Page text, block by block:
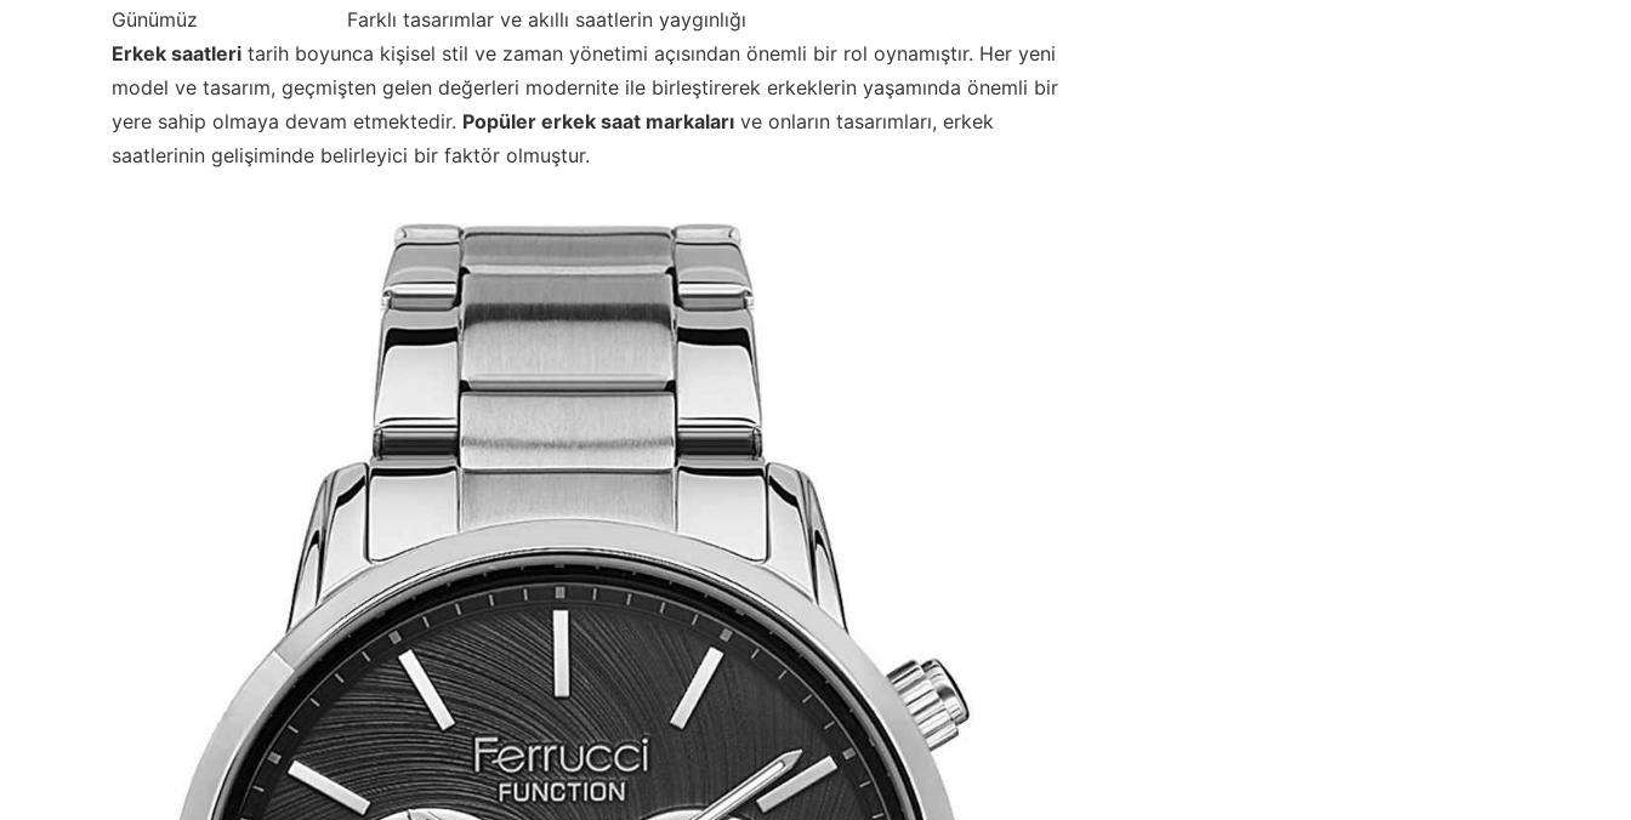
Günümüz
Farklı tasarımlar ve akıllı saatlerin yaygınlığı
Erkek saatleri tarih boyunca kişisel stil ve zaman yönetimi açısından önemli bir rol oynamıştır. Her yeni
model ve tasarım, geçmişten gelen değerleri modernite ile birleştirerek erkeklerin yaşamında önemli bir
yere sahip olmaya devam etmektedir. Popüler erkek saat markaları ve onların tasarımları, erkek
saatlerinin gelişiminde belirleyici bir faktör olmuştur.